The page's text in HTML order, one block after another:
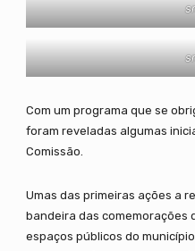
Com um programa que se
foram reveladas algumas
Comissão.
Umas das primeiras ações a
bandeira das comemorações
espaços públicos do